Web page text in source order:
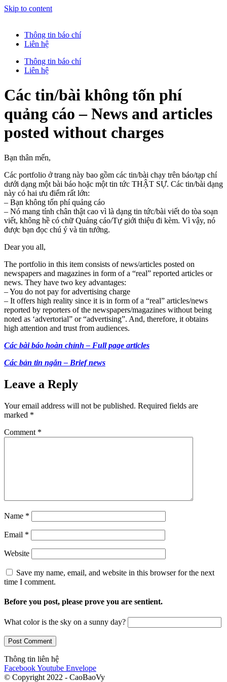
Skip to content
Thông tin báo chí
Liên hệ
Thông tin báo chí
Liên hệ
Các tin/bài không tốn phí
quảng cáo – News and articles
posted without charges
Bạn thân mến,
Các portfolio ở trang này bao gồm các tin/bài chạy trên báo/tạp chí
dưới dạng một bài báo hoặc một tin tức THẬT SỰ. Các tin/bài dạng
này có hai ưu điểm rất lớn:
– Bạn không tốn phí quảng cáo
– Nó mang tính chân thật cao vì là dạng tin tức/bài viết do tòa soạn
viết, không hề có chữ Quảng cáo/Tự giới thiệu đi kèm. Vì vậy, nó
được bạn đọc chú ý và tin tưởng.
Dear you all,
The portfolio in this item consists of news/articles posted on
newspapers and magazines in form of a “real” reported articles or
news. They have two key advantages:
– You do not pay for advertising charge
– It offers high reality since it is in form of a “real” articles/news
reported by reporters of the newspapers/magazines without being
noted as ‘advertorial” or “advertising”. And, therefore, it obtains
high attention and trust from audiences.
Các bài báo hoàn chỉnh – Full page articles
Các bản tin ngắn – Brief news
Leave a Reply
Your email address will not be published. Required fields are
marked *
Comment *
Name *
Email *
Website
Save my name, email, and website in this browser for the next
time I comment.
Before you post, please prove you are sentient.
What color is the sky on a sunny day?
Thông tin liên hệ
FacebookYoutube Envelope
© Copyright 2022 - CaoBaoVy